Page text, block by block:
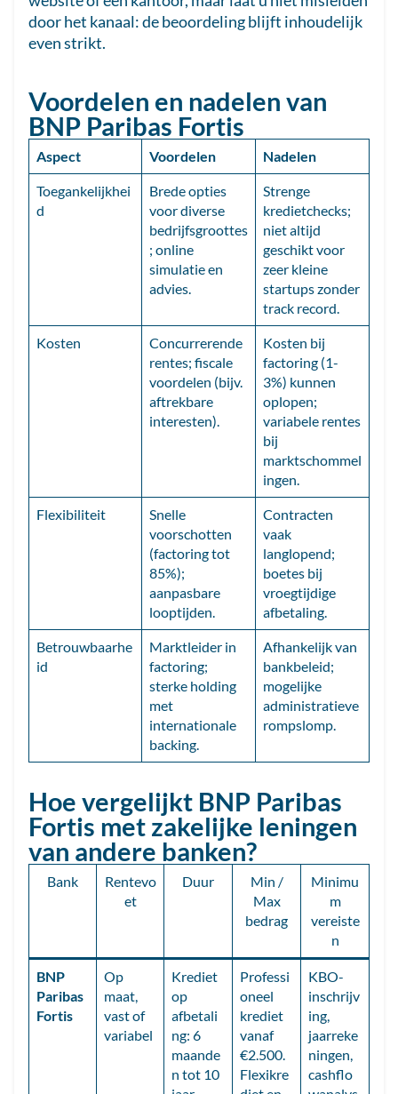
door het kanaal: de beoordeling blijft inhoudelijk
even strikt.
Voordelen en nadelen van
BNP Paribas Fortis
Aspect Voordelen Nadelen
Toegankelijkhei
d
Brede opties
voor diverse
bedrijfsgroottes
; online
simulatie en
advies.
Strenge
kredietchecks;
niet altijd
geschikt voor
zeer kleine
startups zonder
track record.
Kosten
Concurrerende
rentes; fiscale
voordelen (bijv.
aftrekbare
interesten).
Kosten bij
factoring (1-
3%) kunnen
oplopen;
variabele rentes
bij
marktschommel
ingen.
Flexibiliteit
Snelle
voorschotten
(factoring tot
85%);
aanpasbare
looptijden.
Contracten
vaak
langlopend;
boetes bij
vroegtijdige
afbetaling.
Betrouwbaarhe
id
Marktleider in
factoring;
sterke holding
met
internationale
backing.
Afhankelijk van
bankbeleid;
mogelijke
administratieve
rompslomp.
Hoe vergelijkt BNP Paribas
Fortis met zakelijke leningen
van andere banken?
Bank
Rentevo
et
Duur
Min /
Max
bedrag
Minimu
m
vereiste
n
BNP
Paribas
Fortis
Op
maat,
vast of
variabel
Krediet
op
afbetali
ng: 6
maande
n tot 10
Professi
oneel
krediet
vanaf
€2.500.
Flexikre
KBO-
inschrijv
ing,
jaarreke
ningen,
cashflo